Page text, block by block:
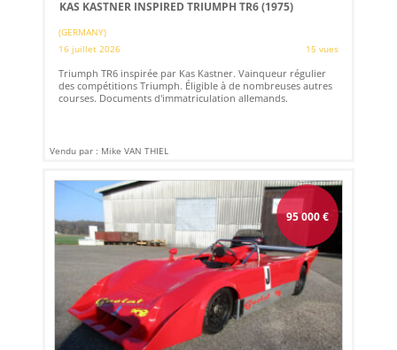
KAS KASTNER INSPIRED TRIUMPH TR6 (1975)
(GERMANY)
16 juillet 2026
15 vues
Triumph TR6 inspirée par Kas Kastner. Vainqueur régulier
des compétitions Triumph. Éligible à de nombreuses autres
courses. Documents d'immatriculation allemands.
Vendu par : Mike VAN THIEL
95 000€